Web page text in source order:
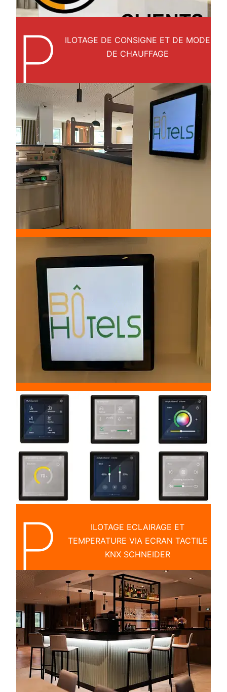
P
ILOTAGE DE CONSIGNE ET DE MODE
DE CHAUFFAGE
P
ILOTAGE ECLAIRAGE ET
TEMPERATURE VIA ECRAN TACTILE
KNX SCHNEIDER